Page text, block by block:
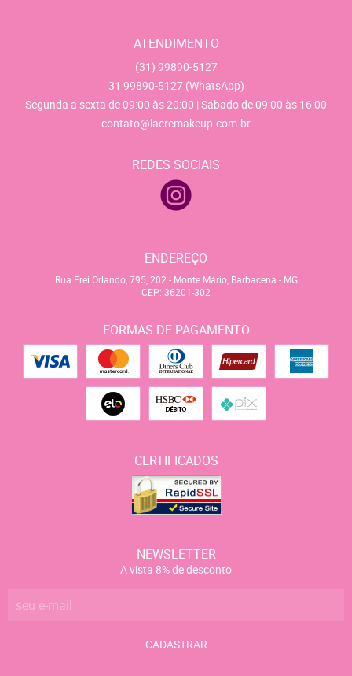
ATENDIMENTO
(31) 99890-5127
31 99890-5127 (WhatsApp)
Segunda a sexta de 09:00 às 20:00 | Sábado de 09:00 às 16:00
contato@lacremakeup.com.br
REDES SOCIAIS
ENDEREÇO
Rua Frei Orlando, 795, 202 - Monte Mário, Barbacena - MG
CEP: 36201-302
FORMAS DE PAGAMENTO
CERTIFICADOS
NEWSLETTER
A vista 8% de desconto
CADASTRAR